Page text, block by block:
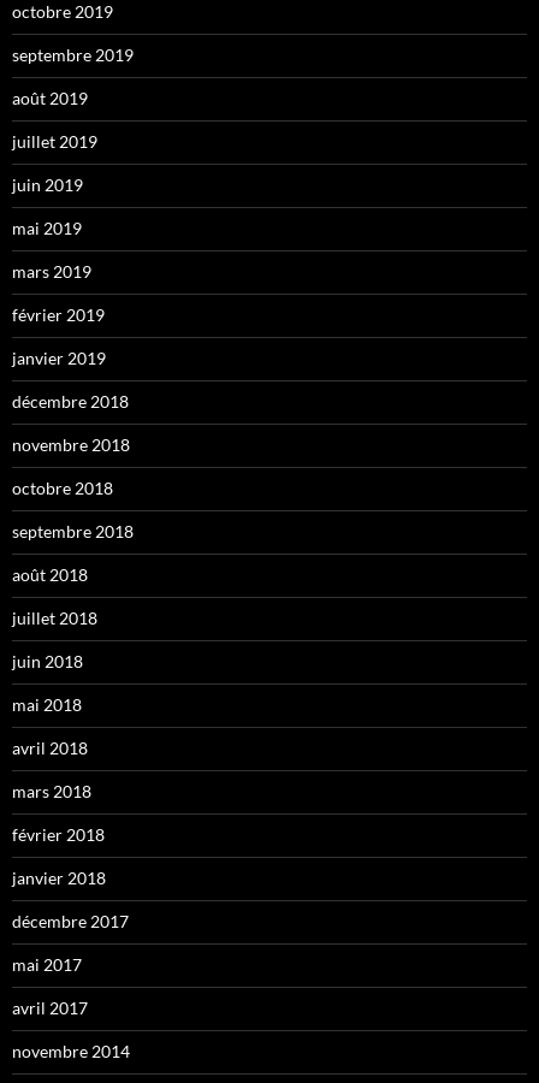
octobre 2019
septembre 2019
août 2019
juillet 2019
juin 2019
mai 2019
mars 2019
février 2019
janvier 2019
décembre 2018
novembre 2018
octobre 2018
septembre 2018
août 2018
juillet 2018
juin 2018
mai 2018
avril 2018
mars 2018
février 2018
janvier 2018
décembre 2017
mai 2017
avril 2017
novembre 2014